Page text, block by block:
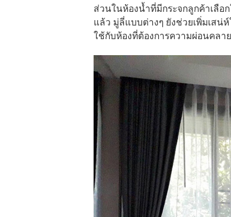
ส่วนในห้องน้ำที่มีกระจกลูกค้าเลือ
แล้ว มู่ลี่แบบต่างๆ ยังช่วยเพิ่มเสน่
ใช้กับห้องที่ต้องการความผ่อนคล